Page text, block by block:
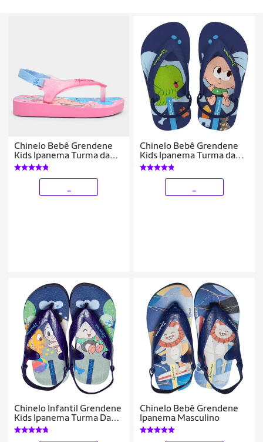
Chinelo Bebê Grendene
Kids Ipanema Turma da
Mônica Menina
Chinelo Bebê Grendene
Kids Ipanema Turma da
Mônica Menina
Chinelo Infantil Grendene
Kids Ipanema Turma Da
Mônica Masculino
Chinelo Bebê Grendene
Ipanema Masculino